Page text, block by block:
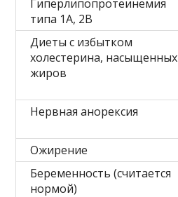
Гиперлипопротеинемия
типа 1А, 2В
Диеты с избытком
холестерина, насыщенных
жиров
Нервная анорексия
Ожирение
Беременность (считается
нормой)